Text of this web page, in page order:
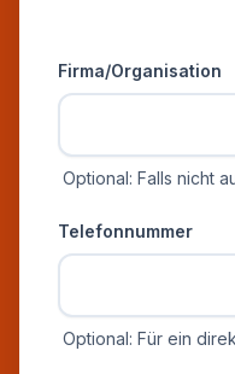
Firma/Organisation
Optional: Falls nicht
Telefonnummer
Optional: Für ein